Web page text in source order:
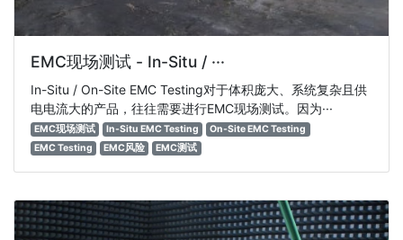
EMC现场测试 - In-Situ / ···
In-Situ / On-Site EMC Testing对于体积庞大、系统复杂且供
电电流大的产品，往往需要进行EMC现场测试。因为···
EMC现场测试 In-Situ EMC Testing
On-Site EMC Testing
EMC Testing
EMC风险 EMC测试